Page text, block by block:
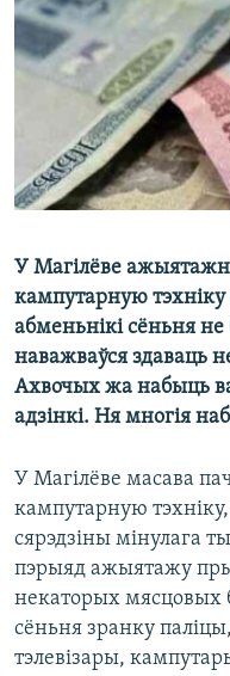
КАЛЯНДАР
НА ХВАЛЯХ СВАБОДЫ
У Магілёве
кампутарную тэхніку
абменьнікі сёньня
наважваўся здаваць
Ахвочых жа набыць
адзінкі. Ня многія
У Магілёве масава
кампутарную
сярэдзіны мінулага
пэрыяд ажыятажу
некаторых мясцовых
сёньня зранку
тэлевізары,